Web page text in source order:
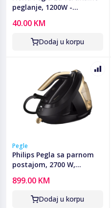
peglanje, 1200W -
40.00 KM
Dodaj u korpu
Pegle
Philips Pegla sa parnom
postajom, 2700 W,
899.00 KM
Dodaj u korpu